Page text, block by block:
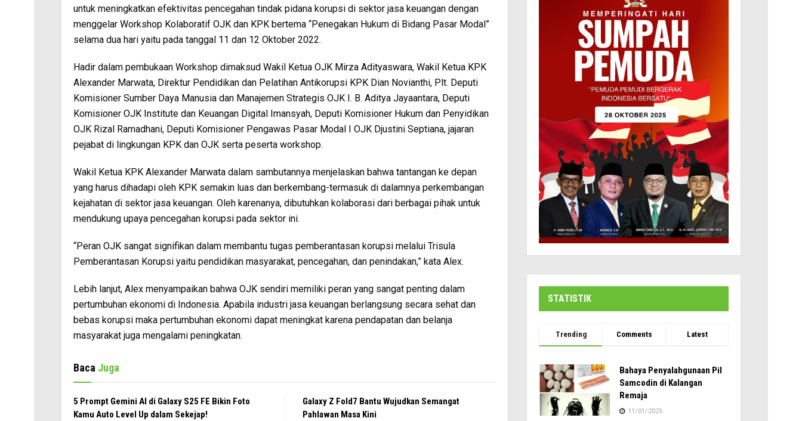
untuk meningkatkan efektivitas pencegahan tindak pidana korupsi di sektor jasa keuangan dengan
menggelar Workshop Kolaboratif OJK dan KPK bertema “Penegakan Hukum di Bidang Pasar Modal”
selama dua hari yaitu pada tanggal 11 dan 12 Oktober 2022.
Hadir dalam pembukaan Workshop dimaksud Wakil Ketua OJK Mirza Adityaswara, Wakil Ketua KPK
Alexander Marwata, Direktur Pendidikan dan Pelatihan Antikorupsi KPK Dian Novianthi, Plt. Deputi
Komisioner Sumber Daya Manusia dan Manajemen Strategis OJK I. B. Aditya Jayaantara, Deputi
Komisioner OJK Institute dan Keuangan Digital Imansyah, Deputi Komisioner Hukum dan Penyidikan
OJK Rizal Ramadhani, Deputi Komisioner Pengawas Pasar Modal I OJK Djustini Septiana, jajaran
pejabat di lingkungan KPK dan OJK serta peserta workshop.
Wakil Ketua KPK Alexander Marwata dalam sambutannya menjelaskan bahwa tantangan ke depan
yang harus dihadapi oleh KPK semakin luas dan berkembang-termasuk di dalamnya perkembangan
kejahatan di sektor jasa keuangan. Oleh karenanya, dibutuhkan kolaborasi dari berbagai pihak untuk
mendukung upaya pencegahan korupsi pada sektor ini.
“Peran OJK sangat signifikan dalam membantu tugas pemberantasan korupsi melalui Trisula
Pemberantasan Korupsi yaitu pendidikan masyarakat, pencegahan, dan penindakan,” kata Alex.
Lebih lanjut, Alex menyampaikan bahwa OJK sendiri memiliki peran yang sangat penting dalam
pertumbuhan ekonomi di Indonesia. Apabila industri jasa keuangan berlangsung secara sehat dan
bebas korupsi maka pertumbuhan ekonomi dapat meningkat karena pendapatan dan belanja
masyarakat juga mengalami peningkatan.
Baca Juga
5 Prompt Gemini AI di Galaxy S25 FE Bikin Foto
Kamu Auto Level Up dalam Sekejap!
Galaxy Z Fold7 Bantu Wujudkan Semangat
Pahlawan Masa Kini
STATISTIK
Trending Comments Latest
Bahaya Penyalahgunaan Pil
Samcodin di Kalangan
Remaja
11/01/2025